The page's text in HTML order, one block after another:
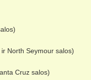
North Seymour salos)
Cruz salos)